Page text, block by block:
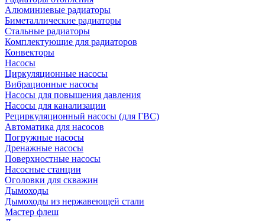
Алюминиевые радиаторы
Биметаллические радиаторы
Стальные радиаторы
Комплектующие для радиаторов
Конвекторы
Насосы
Циркуляционные насосы
Вибрационные насосы
Насосы для повышения давления
Насосы для канализации
Рециркуляционный насосы (для ГВС)
Автоматика для насосов
Погружные насосы
Дренажные насосы
Поверхностные насосы
Насосные станции
Оголовки для скважин
Дымоходы
Дымоходы из нержавеющей стали
Мастер флеш